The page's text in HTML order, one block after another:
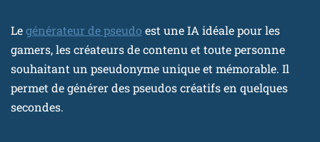
Legénérateur de pseudo est une IA idéale pour les
gamers, les créateurs de contenu et toute personne
souhaitant un pseudonyme unique et mémorable. Il
permet de générer des pseudos créatifs en quelques
secondes.